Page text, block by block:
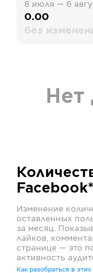
8 июля — 6
0.00
без
Нет
Facebook*
Изменение
оставленных
за месяц.
лайков,
странице — это
активность
Как разобраться в